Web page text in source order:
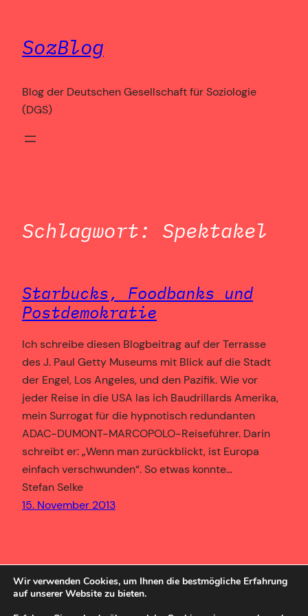
springen
SozBlog
Blog der Deutschen Gesellschaft für Soziologie
(DGS)
Schlagwort: Spektakel
Starbucks, Foodbanks und
Postdemokratie
Ich schreibe diesen Blogbeitrag auf der Terrasse
des J. Paul Getty Museums mit Blick auf die Stadt
der Engel, Los Angeles, und den Pazifik. Wie vor
jeder Reise in die USA las ich Baudrillards Amerika,
mein Surrogat für die hypnotisch redundanten
ADAC-DUMONT-MARCOPOLO-Reiseführer. Darin
schreibt er: „Wenn man zurückblickt, ist Europa
einfach verschwunden“. So etwas konnte…
Stefan Selke
15. November 2013
Wir verwenden Cookies, um Ihnen die bestmögliche Erfahrung
auf unserer Website zu bieten.